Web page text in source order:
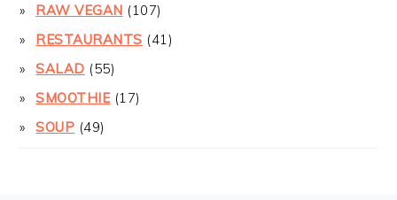
RAW VEGAN (107)
RESTAURANTS (41)
SALAD (55)
SMOOTHIE(17)
SOUP (49)